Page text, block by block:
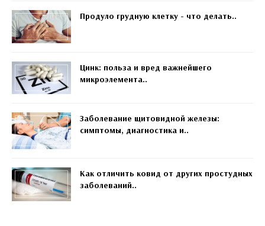
Продуло грудную клетку - что делать..
Цинк: польза и вред важнейшего
микроэлемента..
Заболевание щитовидной железы:
симптомы, диагностика и..
Как отличить ковид от других простудных
заболеваний..